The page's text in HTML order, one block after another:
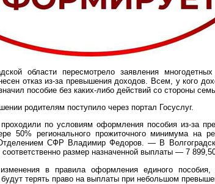
области пересмотрело заявления
отказ из-за превышения доходов. Всем, у кого
пособие без каких-либо действий со стороны
родителям поступило через портал Госуслуг.
по условиям оформления пособия из-за
50% регионального прожиточного минимума на
СФР Владимир Федоров. — В
размер назначенной выплаты — 7
в правила оформления единого пособия,
терять право на выплаты при небольшом